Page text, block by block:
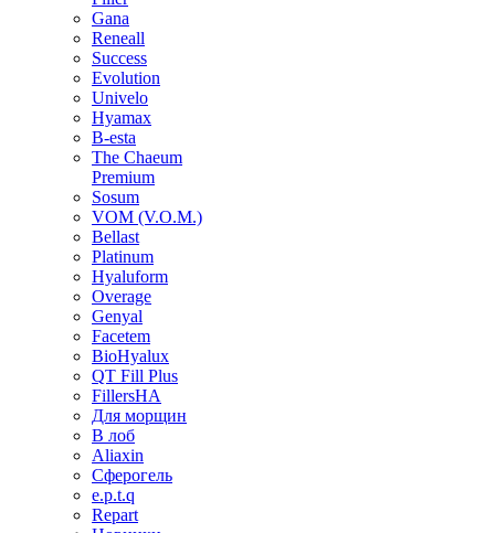
Gana
Reneall
Success
Evolution
Univelo
Hyamax
B-esta
The Chaeum
Premium
Sosum
VOM (V.O.M.)
Bellast
Platinum
Hyaluform
Overage
Genyal
Facetem
BioHyalux
QT Fill Plus
FillersHA
Для морщин
В лоб
Aliaxin
Сферогель
e.p.t.q
Repart